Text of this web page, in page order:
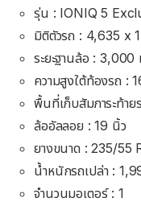
รุ่น : IONIQ 5
มิติตัวรถ : 4,635 x
ระยะฐานล้อ : 3,000
ความสูงใต้ท้องรถ :
พื้นที่เก็บสัมภาระท้า
ล้ออัลลอย : 19 นิ้ว
ยางขนาด : 235/55
น้ำหนักรถเปล่า :
จำนวนมอเตอร์ : 1